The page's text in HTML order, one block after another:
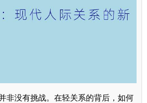
非没有挑战。在轻关系的背后，如何